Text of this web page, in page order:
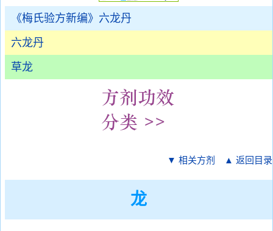
《梅氏验方新编》六龙丹
六龙丹
草龙
▼ 相关方剂 ▲ 返回目录
龙